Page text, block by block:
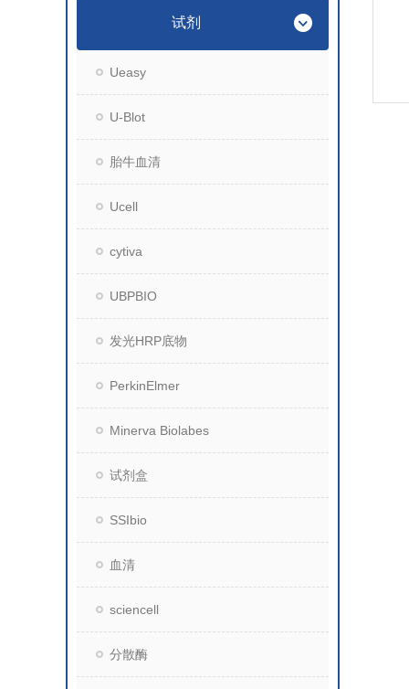
试剂
Ueasy
U-Blot
胎牛血清
Ucell
cytiva
UBPBIO
发光HRP底物
PerkinElmer
Minerva Biolabes
试剂盒
SSIbio
血清
sciencell
分散酶